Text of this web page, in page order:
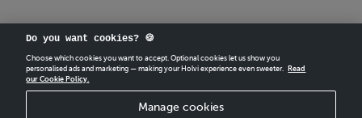
CREATEYOUR OWN HOLVI ONLINE STORE IN MINUTES.
Do you want cookies? 🍪
Choose which cookies you want to accept. Optional cookies let us show you
personalised ads and marketing — making your Holvi experience even sweeter.
Read
our Cookie Policy.
Manage cookies